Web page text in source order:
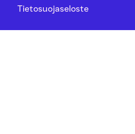
Tietosuojaseloste